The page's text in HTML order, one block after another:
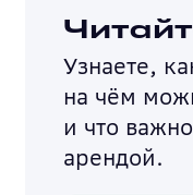
Узнаете,
на чём
и что
арендой.